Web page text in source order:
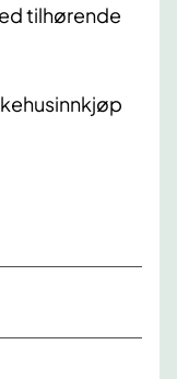
tilhørende